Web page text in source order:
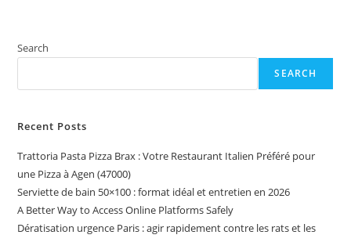
Search
SEARCH
Recent Posts
Trattoria Pasta Pizza Brax : Votre Restaurant Italien Préféré pour
une Pizza à Agen (47000)
Serviette de bain 50×100 : format idéal et entretien en 2026
A Better Way to Access Online Platforms Safely
Dératisation urgence Paris : agir rapidement contre les rats et les